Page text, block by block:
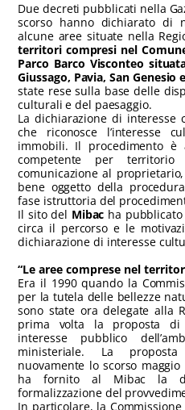
Due decreti pubblicati nella
scorso hanno dichiarato di
alcune aree situate nella
territori compresi nel
Parco Barco Visconteo
Giussago, Pavia, San Genesio
state rese sulla base delle
culturali e del paesaggio.
La dichiarazione di interesse
che riconosce l’interesse
immobili. Il procedimento è
competente per
comunicazione al
bene oggetto della
fase istruttoria del
Il sito del Mibac ha
circa il percorso e le
dichiarazione di interesse
“Le aree comprese nel
Era il 1990 quando la
per la tutela delle bellezze
sono state ora delegate alla
prima volta la proposta di
interesse pubblico
ministeriale. La
nuovamente lo scorso
ha fornito al Mibac la
formalizzazione del
In particolare, la